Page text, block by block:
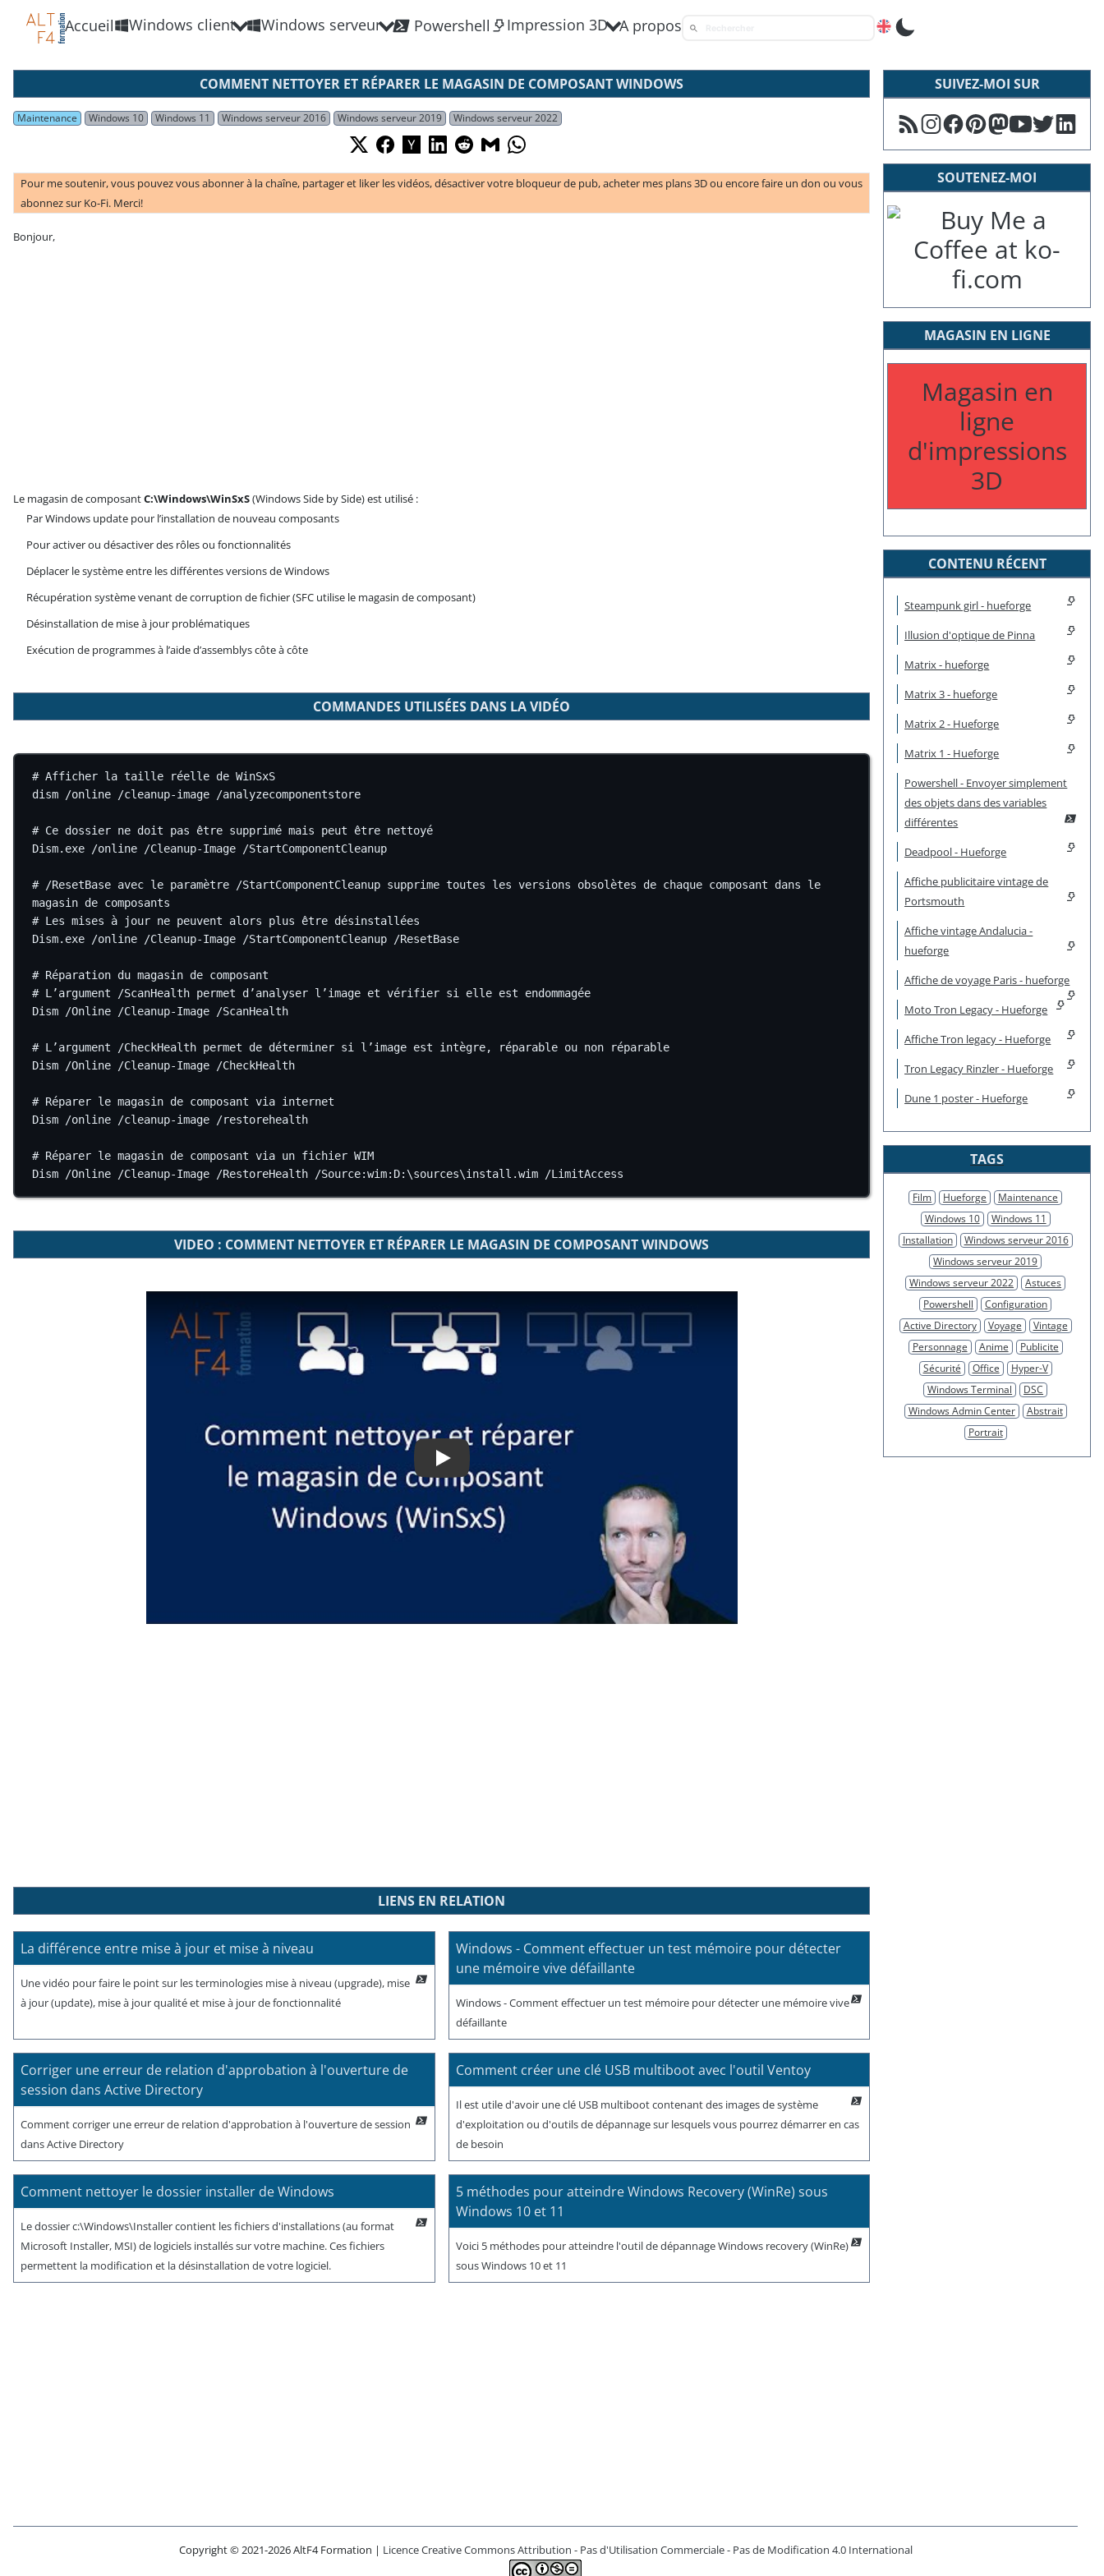
Accueil Windows client Windows serveur Powershell Impression 3D A propos
COMMENT NETTOYER ET RÉPARER LE MAGASIN DE COMPOSANT WINDOWS
Maintenance Windows 10 Windows 11 Windows serveur 2016 Windows serveur 2019 Windows serveur 2022
Pour me soutenir, vous pouvez vous abonner à la chaîne, partager et liker les vidéos, désactiver votre bloqueur de pub, acheter mes plans 3D ou encore faire un don ou vous
abonnez sur Ko-Fi. Merci!
Bonjour,
Le magasin de composantC:\Windows\WinSxS(Windows Side by Side) est utilisé :
Par Windows update pour l’installation de nouveau composants
Pour activer ou désactiver des rôles ou fonctionnalités
Déplacer le système entre les différentes versions de Windows
Récupération système venant de corruption de fichier (SFC utilise le magasin de composant)
Désinstallation de mise à jour problématiques
Exécution de programmes à l’aide d’assemblys côte à côte
COMMANDES UTILISÉES DANS LA VIDÉO
# Afficher la taille réelle de WinSxS
dism /online /cleanup-image /analyzecomponentstore
# Ce dossier ne doit pas être supprimé mais peut être nettoyé
Dism.exe /online /Cleanup-Image /StartComponentCleanup
# /ResetBase avec le paramètre /StartComponentCleanup supprime toutes les versions obsolètes de chaque composant dans le
magasin de composants
# Les mises à jour ne peuvent alors plus être désinstallées
Dism.exe /online /Cleanup-Image /StartComponentCleanup /ResetBase
# Réparation du magasin de composant
# L’argument /ScanHealth permet d’analyser l’image et vérifier si elle est endommagée
Dism /Online /Cleanup-Image /ScanHealth
# L’argument /CheckHealth permet de déterminer si l’image est intègre, réparable ou non réparable
Dism /Online /Cleanup-Image /CheckHealth
# Réparer le magasin de composant via internet
Dism /online /cleanup-image /restorehealth
# Réparer le magasin de composant via un fichier WIM
Dism /Online /Cleanup-Image /RestoreHealth /Source:wim:D:\sources\install.wim /LimitAccess
VIDEO : COMMENT NETTOYER ET RÉPARER LE MAGASIN DE COMPOSANT WINDOWS
LIENS EN RELATION
La différence entre mise à jour et mise à niveau
Une vidéo pour faire le point sur les terminologies mise à niveau (upgrade), mise
à jour (update), mise à jour qualité et mise à jour de fonctionnalité
Windows - Comment effectuer un test mémoire pour détecter
une mémoire vive défaillante
Windows - Comment effectuer un test mémoire pour détecter une mémoire vive
défaillante
Corriger une erreur de relation d'approbation à l'ouverture de
session dans Active Directory
Comment corriger une erreur de relation d'approbation à l'ouverture de session
dans Active Directory
Comment créer une clé USB multiboot avec l'outil Ventoy
Il est utile d'avoir une clé USB multiboot contenant des images de système
d'exploitation ou d'outils de dépannage sur lesquels vous pourrez démarrer en cas
de besoin
Comment nettoyer le dossier installer de Windows
Le dossier c:\Windows\Installer contient les fichiers d'installations (au format
Microsoft Installer, MSI) de logiciels installés sur votre machine. Ces fichiers
permettent la modification et la désinstallation de votre logiciel.
5 méthodes pour atteindre Windows Recovery (WinRe) sous
Windows 10 et 11
Voici 5 méthodes pour atteindre l'outil de dépannage Windows recovery (WinRe)
sous Windows 10 et 11
SUIVEZ-MOI SUR
SOUTENEZ-MOI
MAGASIN EN LIGNE
Magasin en
ligne
d'impressions
3D
CONTENU RÉCENT
Steampunk girl - hueforge
Illusion d'optique de Pinna
Matrix - hueforge
Matrix 3 - hueforge
Matrix 2 - Hueforge
Matrix 1 - Hueforge
Powershell - Envoyer simplement
des objets dans des variables
différentes
Deadpool - Hueforge
Affiche publicitaire vintage de
Portsmouth
Affiche vintage Andalucia -
hueforge
Affiche de voyage Paris - hueforge
Moto Tron Legacy - Hueforge
Affiche Tron legacy - Hueforge
Tron Legacy Rinzler - Hueforge
Dune 1 poster - Hueforge
TAGS
Film Hueforge
Maintenance
Windows 10
Windows 11
Installation
Windows serveur 2016
Windows serveur 2019
Windows serveur 2022
Astuces
Powershell
Configuration
Active Directory
Voyage
Vintage
Personnage
Anime
Publicite
Sécurité
Office
Hyper-V
Windows Terminal
DSC
Windows Admin Center
Abstrait
Portrait
Copyright © 2021-2026 AltF4 Formation | Licence Creative Commons Attribution - Pas d'Utilisation Commerciale - Pas de Modification 4.0 International